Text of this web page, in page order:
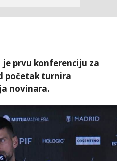
prvu konferenciju za
početak turnira
novinara.